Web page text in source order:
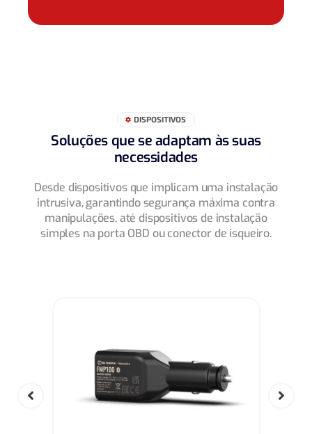
 DISPOSITIVOS
Soluções que se adaptam às suas
necessidades
Desde dispositivos que implicam uma instalação
intrusiva, garantindo segurança máxima contra
manipulações, até dispositivos de instalação
simples na porta OBD ou conector de isqueiro.